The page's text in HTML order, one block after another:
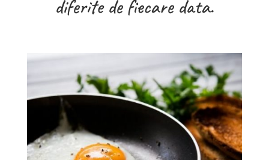
diferite de fiecare data.